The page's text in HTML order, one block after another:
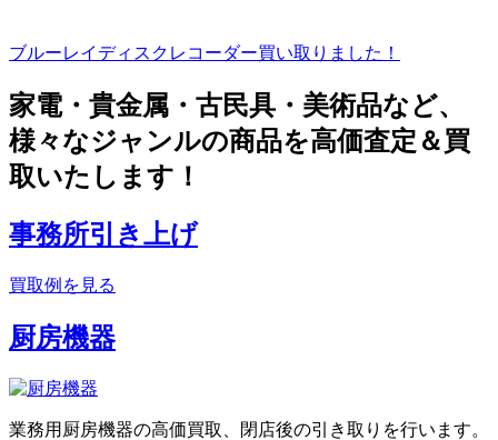
ブルーレイディスクレコーダー買い取りました！
家電・貴金属・古民具・美術品など、
様々なジャンルの商品を高価査定＆買
取いたします！
事務所引き上げ
買取例を見る
厨房機器
業務用厨房機器の高価買取、閉店後の引き取りを行います。